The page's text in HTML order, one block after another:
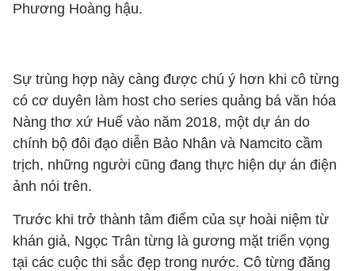
Phương Hoàng hậu.
Sự trùng hợp này càng được chú ý hơn khi cô từng
có cơ duyên làm host cho series quảng bá văn hóa
Nàng thơ xứ Huế vào năm 2018, một dự án do
chính bộ đôi đạo diễn Bảo Nhân và Namcito cầm
trịch, những người cũng đang thực hiện dự án điện
ảnh nói trên.
Trước khi trở thành tâm điểm của sự hoài niệm từ
khán giả, Ngọc Trân từng là gương mặt triển vọng
tại các cuộc thi sắc đẹp trong nước. Cô từng đăng